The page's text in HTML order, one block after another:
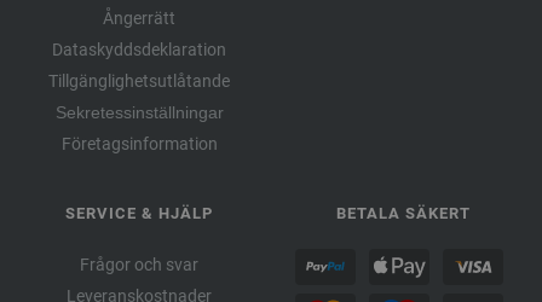
Ångerrätt
Dataskyddsdeklaration
Tillgänglighetsutlåtande
Sekretessinställningar
Företagsinformation
SERVICE & HJÄLP
Frågor och svar
Leveranskostnader
BETALA SÄKERT